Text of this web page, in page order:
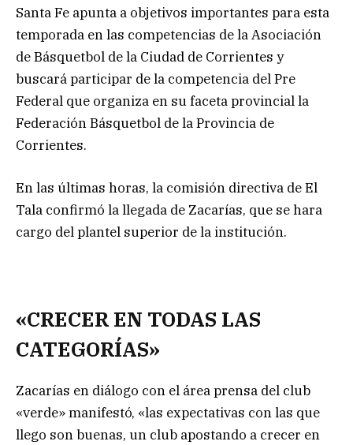
Santa Fe apunta a objetivos importantes para esta
temporada en las competencias de la Asociación
de Básquetbol de la Ciudad de Corrientes y
buscará participar de la competencia del Pre
Federal que organiza en su faceta provincial la
Federación Básquetbol de la Provincia de
Corrientes.
En las últimas horas, la comisión directiva de El
Tala confirmó la llegada de Zacarías, que se hara
cargo del plantel superior de la institución.
«CRECER EN TODAS LAS
CATEGORÍAS»
Zacarías en diálogo con el área prensa del club
«verde» manifestó, «las expectativas con las que
llego son buenas, un club apostando a crecer en